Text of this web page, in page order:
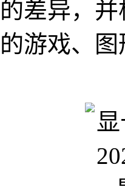
差异，
游戏、